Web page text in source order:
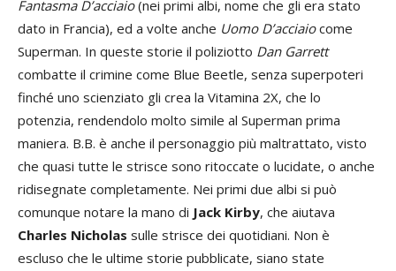
Fantasma D’acciaio(nei primi albi, nome che gli era stato
dato in Francia), ed a volte anche Uomo D’acciaiocome
Superman. In queste storie il poliziotto Dan Garrett
combatte il crimine come Blue Beetle, senza superpoteri
finché uno scienziato gli crea la Vitamina 2X, che lo
potenzia, rendendolo molto simile al Superman prima
maniera. B.B. è anche il personaggio più maltrattato, visto
che quasi tutte le strisce sono ritoccate o lucidate, o anche
ridisegnate completamente. Nei primi due albi si può
comunque notare la mano di Jack Kirby, che aiutava
Charles Nicholas sulle strisce dei quotidiani. Non è
escluso che le ultime storie pubblicate, siano state